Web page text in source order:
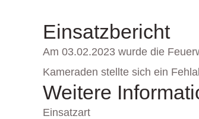
Einsatzbericht
Am 03.02.2023 wurde die
Kameraden stellte sich ein
Weitere
Einsatzart